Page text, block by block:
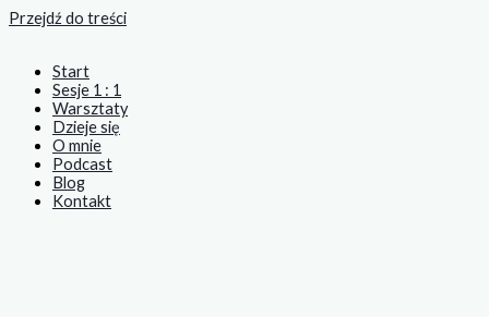
Przejdź do treści
Start
Sesje 1 : 1
Warsztaty
Dzieje się
O mnie
Podcast
Blog
Kontakt